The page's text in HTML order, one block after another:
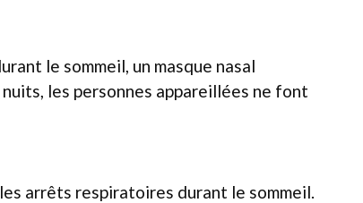
le sommeil, un masque nasal
les personnes appareillées ne font
arrêts respiratoires durant le sommeil.